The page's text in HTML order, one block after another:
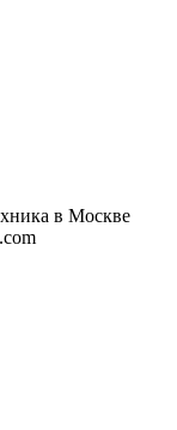
в Москве